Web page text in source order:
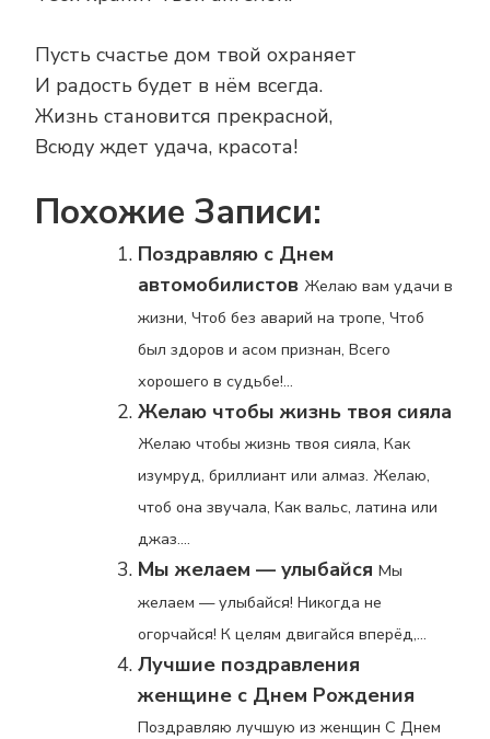
Пусть счастье дом твой охраняет
И радость будет в нём всегда.
Жизнь становится прекрасной,
Всюду ждет удача, красота!
Похожие Записи:
Поздравляю с Днем
автомобилистов Желаю вам удачи в
жизни, Чтоб без аварий на тропе, Чтоб
был здоров и асом признан, Всего
хорошего в судьбе!...
Желаю чтобы жизнь твоя сияла
Желаю чтобы жизнь твоя сияла, Как
изумруд, бриллиант или алмаз. Желаю,
чтоб она звучала, Как вальс, латина или
джаз....
Мы желаем — улыбайся Мы
желаем — улыбайся! Никогда не
огорчайся! К целям двигайся вперёд,...
Лучшие поздравления
женщине с Днем Рождения
Поздравляю лучшую из женщин С Днем